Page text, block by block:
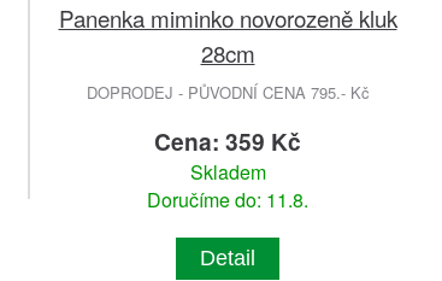
Panenka miminko novorozeně kluk
28cm
DOPRODEJ - PŮVODNÍ CENA 795.- Kč
Cena: 359 Kč
Skladem
Doručíme do: 11.8.
Detail